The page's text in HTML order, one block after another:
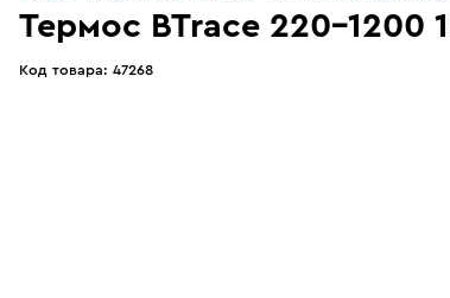
Термос BTrace 220-1200
Код товара: 47268